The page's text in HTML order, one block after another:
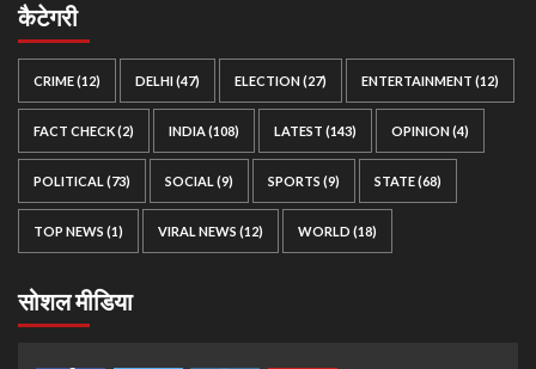
कैटेगरी
CRIME(12) DELHI(47) ELECTION(27) ENTERTAINMENT (12)
FACT CHECK(2) INDIA(108) LATEST (143) OPINION(4)
POLITICAL (73) SOCIAL (9) SPORTS (9) STATE(68)
TOP NEWS (1) VIRAL NEWS (12) WORLD (18)
सोशल मीडिया